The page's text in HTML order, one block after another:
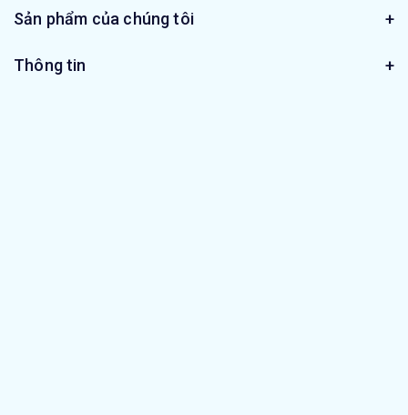
Sản phẩm của chúng tôi
Thông tin